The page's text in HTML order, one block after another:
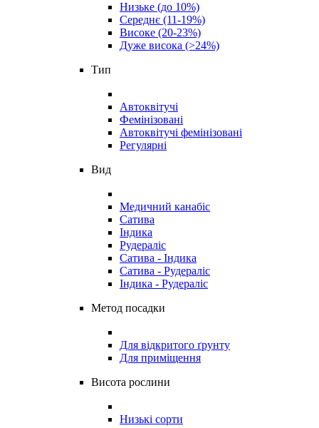
Низьке (до 10%)
Середнє (11-19%)
Високе (20-23%)
Дуже висока (>24%)
Тип
Автоквітучі
Фемінізовані
Автоквітучі фемінізовані
Регулярні
Вид
Медичний канабіс
Сатива
Індика
Рудераліс
Сатива - Індика
Сатива - Рудераліс
Індика - Рудераліс
Метод посадки
Для відкритого ґрунту
Для приміщення
Висота рослини
Низькі сорти